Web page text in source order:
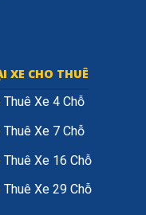
XE CHO THUÊ
Thuê Xe 4 Chỗ
Thuê Xe 7 Chỗ
Thuê Xe 16 Chỗ
Thuê Xe 29 Chỗ